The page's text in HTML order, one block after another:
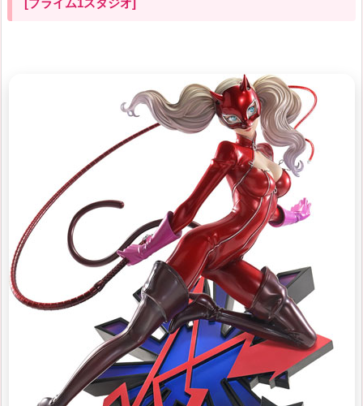
[プライム1スタジオ]